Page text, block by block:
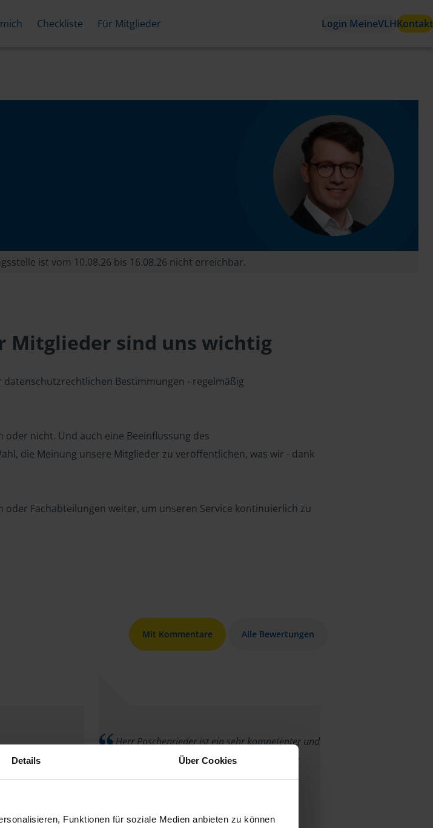
Details Über Cookies
Funktionen für soziale Medien anbieten zu können
Checkliste Für Mitglieder Login MeineVLHKontakt
ist vom 10.08.26 bis 16.08.26 nicht erreichbar.
Mitglieder sind uns wichtig
Bestimmungen - regelmäßig
nicht. Und auch eine Beeinflussung des
die Meinung unsere Mitglieder zu veröffentlichen, was wir - dank
Fachabteilungen weiter, um unseren Service kontinuierlich zu
Mit Kommentare Alle Bewertungen
Herr Poschenrieder ist ein sehr kompetenter und
zuverlässiger Mann! Hat mit der App super
funktioniert. Wir waren sehr zufrieden!